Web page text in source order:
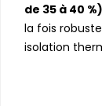
de 35 à 40 %)
la fois
isolation